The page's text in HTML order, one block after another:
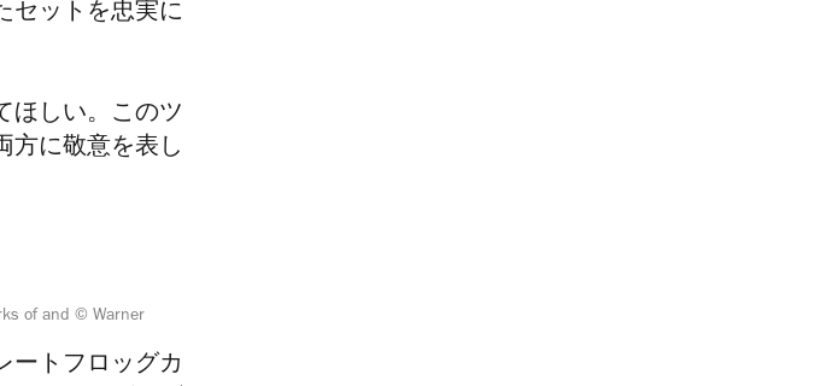
セットを忠実に
ほしい。このツ
方に敬意を表し
of and © Warner
ートフロッグカ